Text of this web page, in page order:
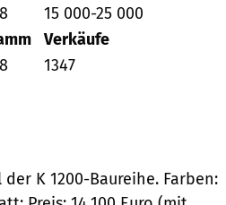
15 000-25 000
Verkäufe
1347
K 1200-Baureihe. Farben: